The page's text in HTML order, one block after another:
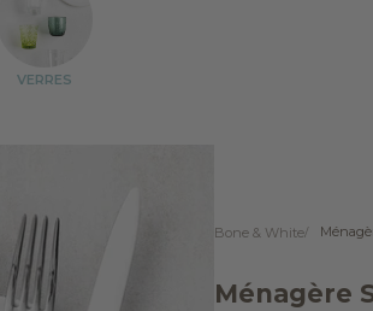
VERRES
Bone & White
Ménagère